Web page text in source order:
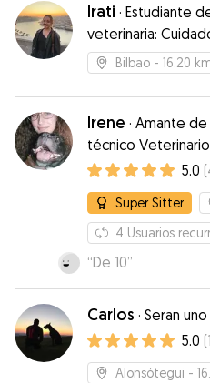
Irati · Estudiante
veterinaria:
tu mascota
Bilbao - 16.20
Irene · Amante de
técnico
PPPendejo/a ❤️5.0 (
Super Sitter
4 Usuarios
“De 10”
Carlos · Seran
5.0 (
Alonsótegui -